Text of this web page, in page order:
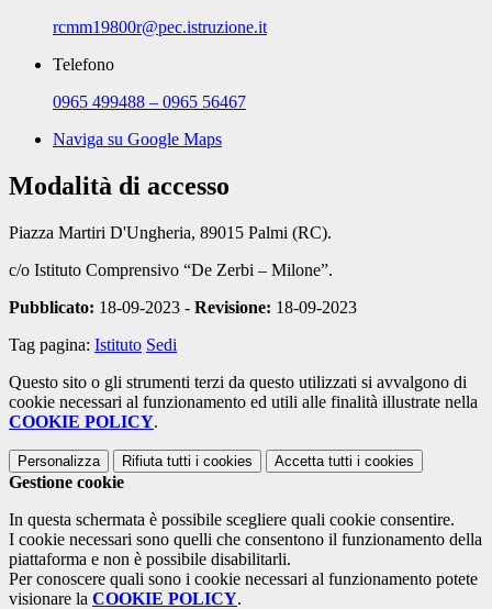
rcmm19800r@pec.istruzione.it
Telefono
0965 499488 – 0965 56467
Naviga su Google Maps
Modalità di accesso
Piazza Martiri D'Ungheria, 89015 Palmi (RC).
c/o Istituto Comprensivo “De Zerbi – Milone”.
Pubblicato: 18-09-2023 - Revisione: 18-09-2023
Tag pagina: Istituto Sedi
Questo sito o gli strumenti terzi da questo utilizzati si avvalgono di
cookie necessari al funzionamento ed utili alle finalità illustrate nella
COOKIE POLICY.
Personalizza Rifiuta tutti i cookies Accetta tutti i cookies
Gestione cookie
In questa schermata è possibile scegliere quali cookie consentire.
I cookie necessari sono quelli che consentono il funzionamento della
piattaforma e non è possibile disabilitarli.
Per conoscere quali sono i cookie necessari al funzionamento potete
visionare la COOKIE POLICY.